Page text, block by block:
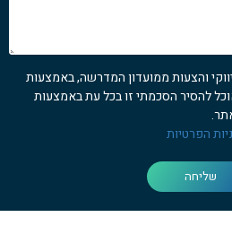
והצעות ממועדון המדרשה, באמצעות
להסיר הסכמתי זו בכל עת באמצעות
הפרטיות
שליחה